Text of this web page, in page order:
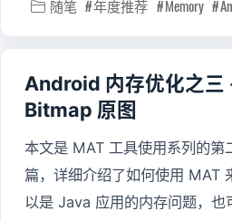
 随笔 年度推荐 Memory
Android 内存优化之三
Bitmap 原图
本文是 MAT 工具使用系列的第
篇，详细介绍了如何使用 MAT
以是 Java 应用的内存问题，